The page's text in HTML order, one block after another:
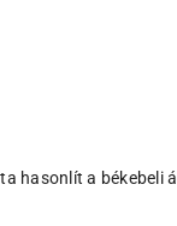
hasonlít a békebeli